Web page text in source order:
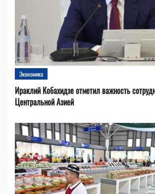
Экономика
Ираклий Кобахидзе отметил важность
Центральной Азией